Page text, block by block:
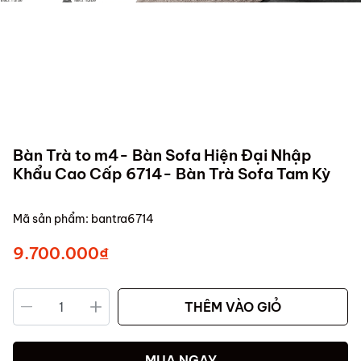
Bàn Trà to m4- Bàn Sofa Hiện Đại Nhập
Khẩu Cao Cấp 6714- Bàn Trà Sofa Tam Kỳ
Mã sản phẩm: bantra6714
9.700.000₫
THÊM VÀO GIỎ